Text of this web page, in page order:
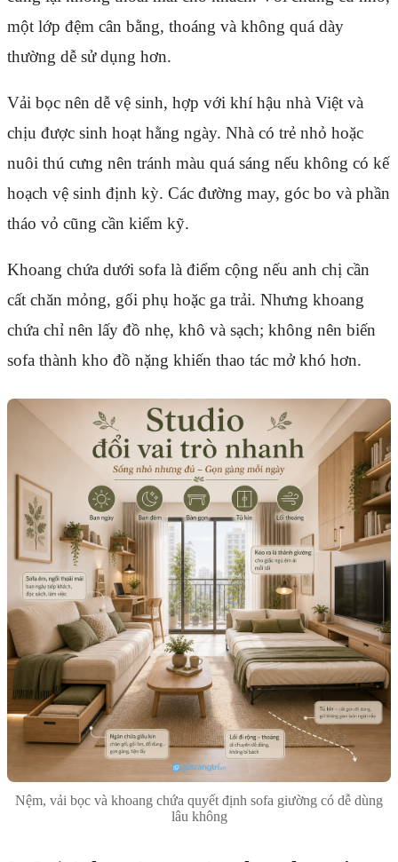
một lớp đệm cân bằng, thoáng và không quá dày
thường dễ sử dụng hơn.
Vải bọc nên dễ vệ sinh, hợp với khí hậu nhà Việt và
chịu được sinh hoạt hằng ngày. Nhà có trẻ nhỏ hoặc
nuôi thú cưng nên tránh màu quá sáng nếu không có kế
hoạch vệ sinh định kỳ. Các đường may, góc bo và phần
tháo vỏ cũng cần kiểm kỹ.
Khoang chứa dưới sofa là điểm cộng nếu anh chị cần
cất chăn mỏng, gối phụ hoặc ga trải. Nhưng khoang
chứa chỉ nên lấy đồ nhẹ, khô và sạch; không nên biến
sofa thành kho đồ nặng khiến thao tác mở khó hơn.
Nệm, vải bọc và khoang chứa quyết định sofa giường có dễ dùng
lâu không